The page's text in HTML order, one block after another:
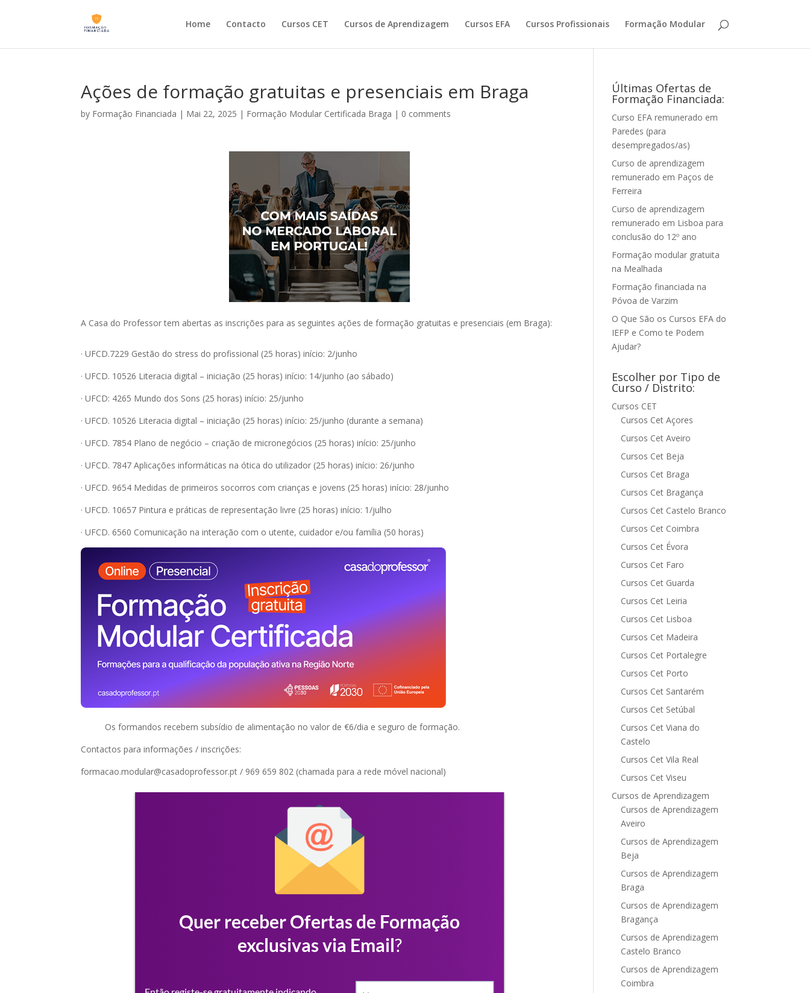
Home Contacto Cursos CET Cursos de Aprendizagem Cursos EFA Cursos Profissionais Formação Modular
Ações de formação gratuitas e presenciais em Braga
by Formação Financiada | Mai 22, 2025 | Formação Modular Certificada Braga | 0 comments
A Casa do Professor tem abertas as inscrições para as seguintes ações de formação gratuitas e presenciais (em Braga):
· UFCD.7229 Gestão do stress do profissional (25 horas) início: 2/junho
· UFCD. 10526 Literacia digital – iniciação (25 horas) início: 14/junho (ao sábado)
· UFCD: 4265 Mundo dos Sons (25 horas) início: 25/junho
· UFCD. 10526 Literacia digital – iniciação (25 horas) início: 25/junho (durante a semana)
· UFCD. 7854 Plano de negócio – criação de micronegócios (25 horas) início: 25/junho
· UFCD. 7847 Aplicações informáticas na ótica do utilizador (25 horas) início: 26/junho
· UFCD. 9654 Medidas de primeiros socorros com crianças e jovens (25 horas) início: 28/junho
· UFCD. 10657 Pintura e práticas de representação livre (25 horas) início: 1/julho
· UFCD. 6560 Comunicação na interação com o utente, cuidador e/ou família (50 horas)
Os formandos recebem subsídio de alimentação no valor de €6/dia e seguro de formação.
Contactos para informações / inscrições:
formacao.modular@casadoprofessor.pt / 969 659 802 (chamada para a rede móvel nacional)
Últimas Ofertas de
Formação Financiada:
Curso EFA remunerado em
Paredes (para
desempregados/as)
Curso de aprendizagem
remunerado em Paços de
Ferreira
Curso de aprendizagem
remunerado em Lisboa para
conclusão do 12º ano
Formação modular gratuita
na Mealhada
Formação financiada na
Póvoa de Varzim
O Que São os Cursos EFA do
IEFP e Como te Podem
Ajudar?
Escolher por Tipo de
Curso / Distrito:
Cursos CET
Cursos Cet Açores
Cursos Cet Aveiro
Cursos Cet Beja
Cursos Cet Braga
Cursos Cet Bragança
Cursos Cet Castelo Branco
Cursos Cet Coimbra
Cursos Cet Évora
Cursos Cet Faro
Cursos Cet Guarda
Cursos Cet Leiria
Cursos Cet Lisboa
Cursos Cet Madeira
Cursos Cet Portalegre
Cursos Cet Porto
Cursos Cet Santarém
Cursos Cet Setúbal
Cursos Cet Viana do
Castelo
Cursos Cet Vila Real
Cursos Cet Viseu
Cursos de Aprendizagem
Cursos de Aprendizagem
Aveiro
Cursos de Aprendizagem
Beja
Cursos de Aprendizagem
Braga
Cursos de Aprendizagem
Bragança
Cursos de Aprendizagem
Castelo Branco
Cursos de Aprendizagem
Coimbra